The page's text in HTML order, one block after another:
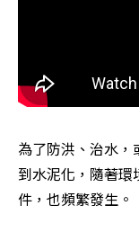
為了防洪、治水
到水泥化，隨著
件，也頻繁發生。